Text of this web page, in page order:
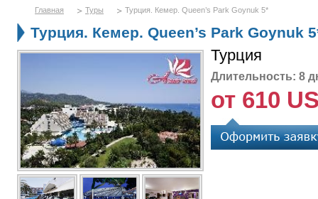
Главная Туры Турция. Кемер. Queen’s Park Goynuk 5*
Турция. Кемер. Queen’s Park Goynuk
Турция
Длительность: 8
от 610